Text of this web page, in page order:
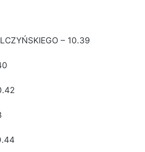
– 10.39